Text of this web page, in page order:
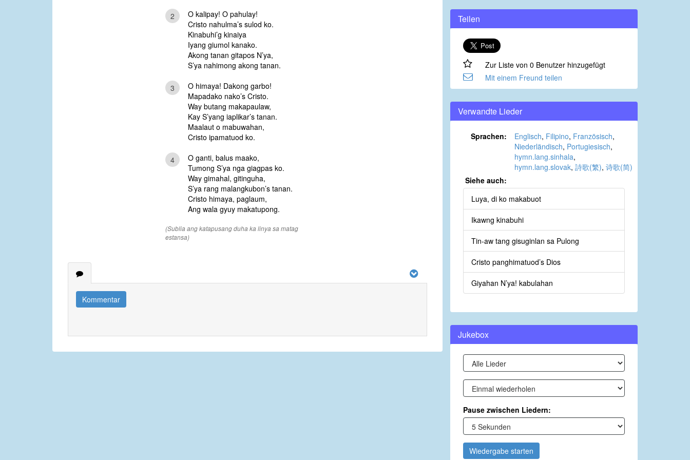
2
O kalipay! O pahulay!
Cristo nahulma’s sulod ko.
Kinabuhi’g kinaiya
Iyang giumol kanako.
Akong tanan gitapos N’ya,
S’ya nahimong akong tanan.
3
O himaya! Dakong garbo!
Mapadako nako’s Cristo.
Way butang makapaulaw,
Kay S’yang iaplikar’s tanan.
Maalaut o mabuwahan,
Cristo ipamatuod ko.
4
O ganti, balus maako,
Tumong S’ya nga giagpas ko.
Way gimahal, gitinguha,
S’ya rang malangkubon’s tanan.
Cristo himaya, paglaum,
Ang wala gyuy makatupong.
(Sublia ang katapusang duha ka linya sa matag
estansa)
Kommentar
Teilen
Zur Liste von 0 Benutzer hinzugefügt
Mit einem Freund teilen
Verwandte Lieder
Sprachen: Englisch, Filipino, Französisch,
Niederländisch, Portugiesisch,
hymn.lang.sinhala,
hymn.lang.slovak, 詩歌(繁), 诗歌(简)
Siehe auch:
Luya, di ko makabuot
Ikawng kinabuhi
Tin-aw tang gisuginlan sa Pulong
Cristo panghimatuod’s Dios
Giyahan N’ya! kabulahan
Jukebox
Pause zwischen Liedern:
Wiedergabe starten